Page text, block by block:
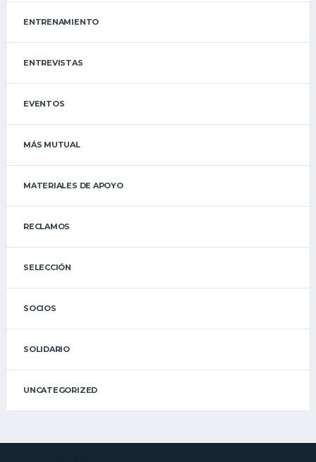
ENTRENAMIENTO
ENTREVISTAS
EVENTOS
MÁS MUTUAL
MATERIALES DE APOYO
RECLAMOS
SELECCIÓN
SOCIOS
SOLIDARIO
UNCATEGORIZED